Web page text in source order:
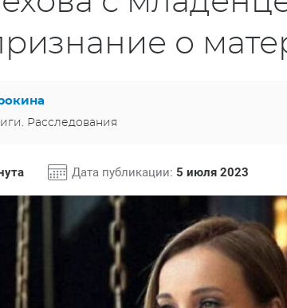
о
Расследования
Дата публикации: 5 июля 2023